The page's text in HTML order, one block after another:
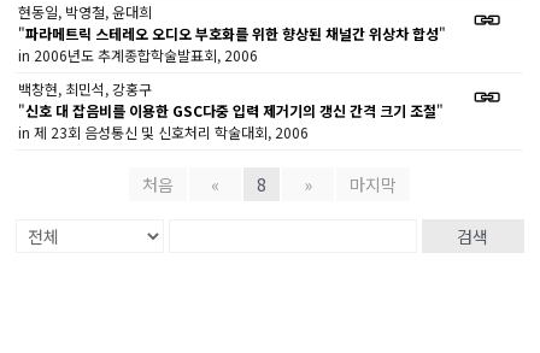
현동일, 박영철, 윤대희
"파라메트릭 스테레오 오디오 부호화를 위한 향상된 채널간 위상차 합성"
in 2006년도 추계종합학술발표회, 2006
백창현, 최민석, 강홍구
"신호 대 잡음비를 이용한 GSC다중 입력 제거기의 갱신 간격 크기 조절"
in 제 23회 음성통신 및 신호처리 학술대회, 2006
처음 « 8 » 마지막
검색